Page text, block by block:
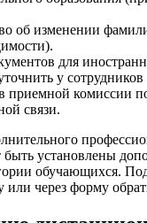
об изменении
для
у сотрудников
приемной комиссии
связи.
быть установлены
обучающихся.
или через форму